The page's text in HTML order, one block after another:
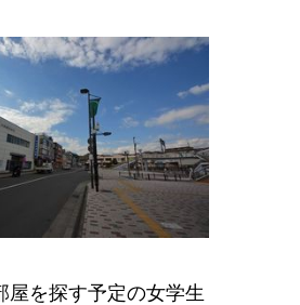
屋を探す予定の女学生